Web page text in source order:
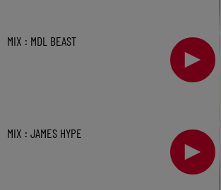
MIX : MDL BEAST
MIX : JAMES HYPE